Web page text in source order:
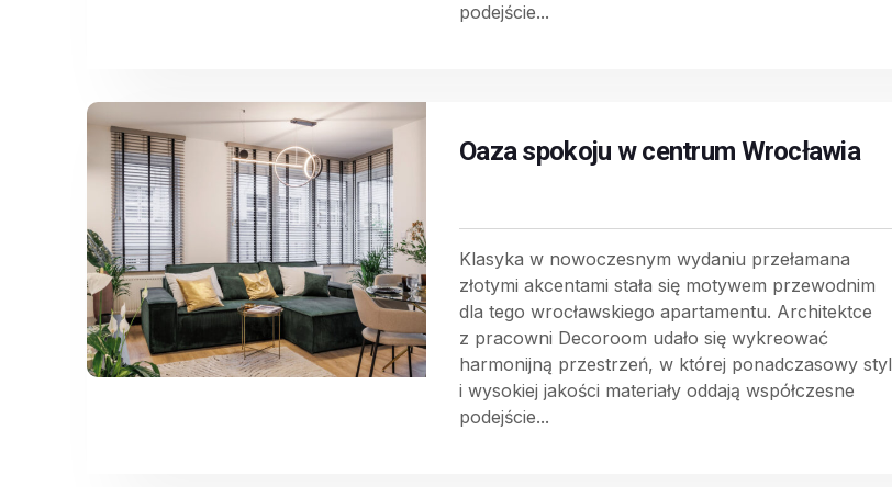
podejście...
Oaza spokoju w centrum Wrocławia
Klasyka w nowoczesnym wydaniu przełamana
złotymi akcentami stała się motywem przewodnim
dla tego wrocławskiego apartamentu. Architektce
z pracowni Decoroom udało się wykreować
harmonijną przestrzeń, w której ponadczasowy styl
i wysokiej jakości materiały oddają współczesne
podejście...